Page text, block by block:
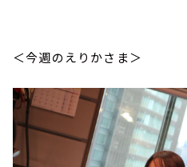
＜今週のえりかさま＞